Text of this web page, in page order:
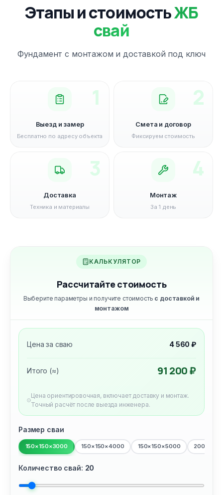
Этапы и стоимостьЖБ
свай
Фундамент с монтажом и доставкой под ключ
1
Выезд и замер
Бесплатно по адресу объекта
2
Смета и договор
Фиксируем стоимость
3
Доставка
Техника и материалы
4
Монтаж
За 1 день
КАЛЬКУЛЯТОР
Рассчитайте стоимость
Выберите параметры и получите стоимость с доставкой и
монтажом
Размер сваи
150×150×3000 150×150×4000 150×150×5000
Количество свай: 20
Цена за сваю 4 560 ₽
Итого (≈) 91 200 ₽
Цена ориентировочная, включает доставку и монтаж.
Точный расчёт после выезда инженера.